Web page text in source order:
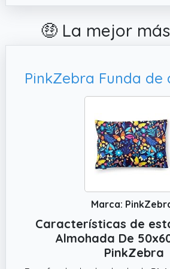
🤑 La mejor
Marca:
Características de
Almohada De
PinkZebra